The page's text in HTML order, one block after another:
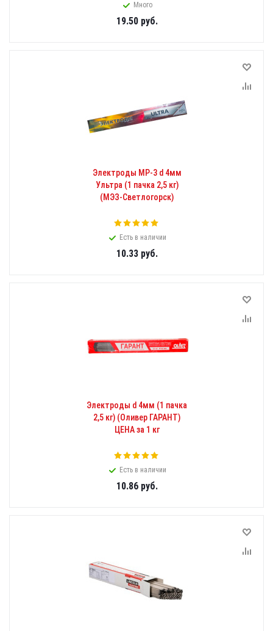
Много
19.50руб.
Электроды МР-3 d 4мм
Ультра (1 пачка 2,5 кг)
(МЭЗ-Светлогорск)
Есть в наличии
10.33руб.
Электроды d 4мм (1 пачка
2,5 кг) (Оливер ГАРАНТ)
ЦЕНА за 1 кг
Есть в наличии
10.86руб.